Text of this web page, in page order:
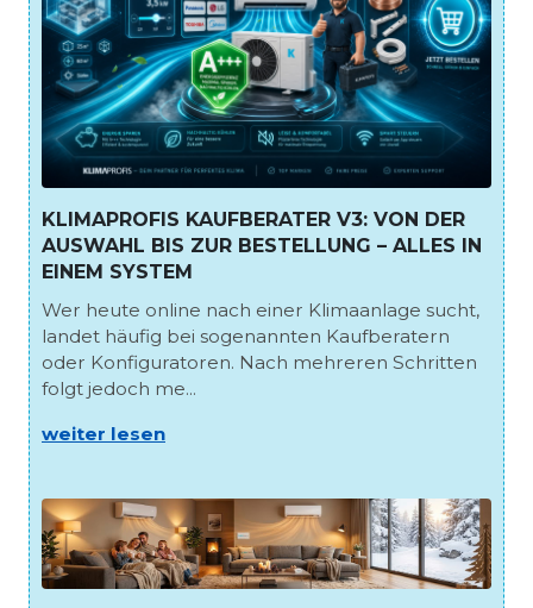
KLIMAPROFIS KAUFBERATER V3: VON DER
AUSWAHL BIS ZUR BESTELLUNG – ALLES IN
EINEM SYSTEM
Wer heute online nach einer Klimaanlage sucht,
landet häufig bei sogenannten Kaufberatern
oder Konfiguratoren. Nach mehreren Schritten
folgt jedoch me...
weiter lesen